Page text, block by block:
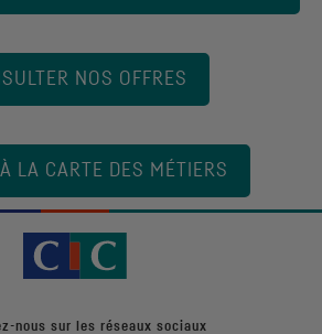
NOS OFFRES
LA CARTE DES MÉTIERS
nous sur les réseaux sociaux